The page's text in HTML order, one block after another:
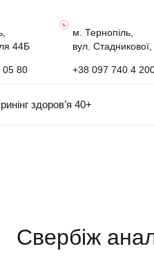
44Б
05 80
м. Тернопіль,
вул.
+38 097 740 4
здоров’я 40+
Свербіж